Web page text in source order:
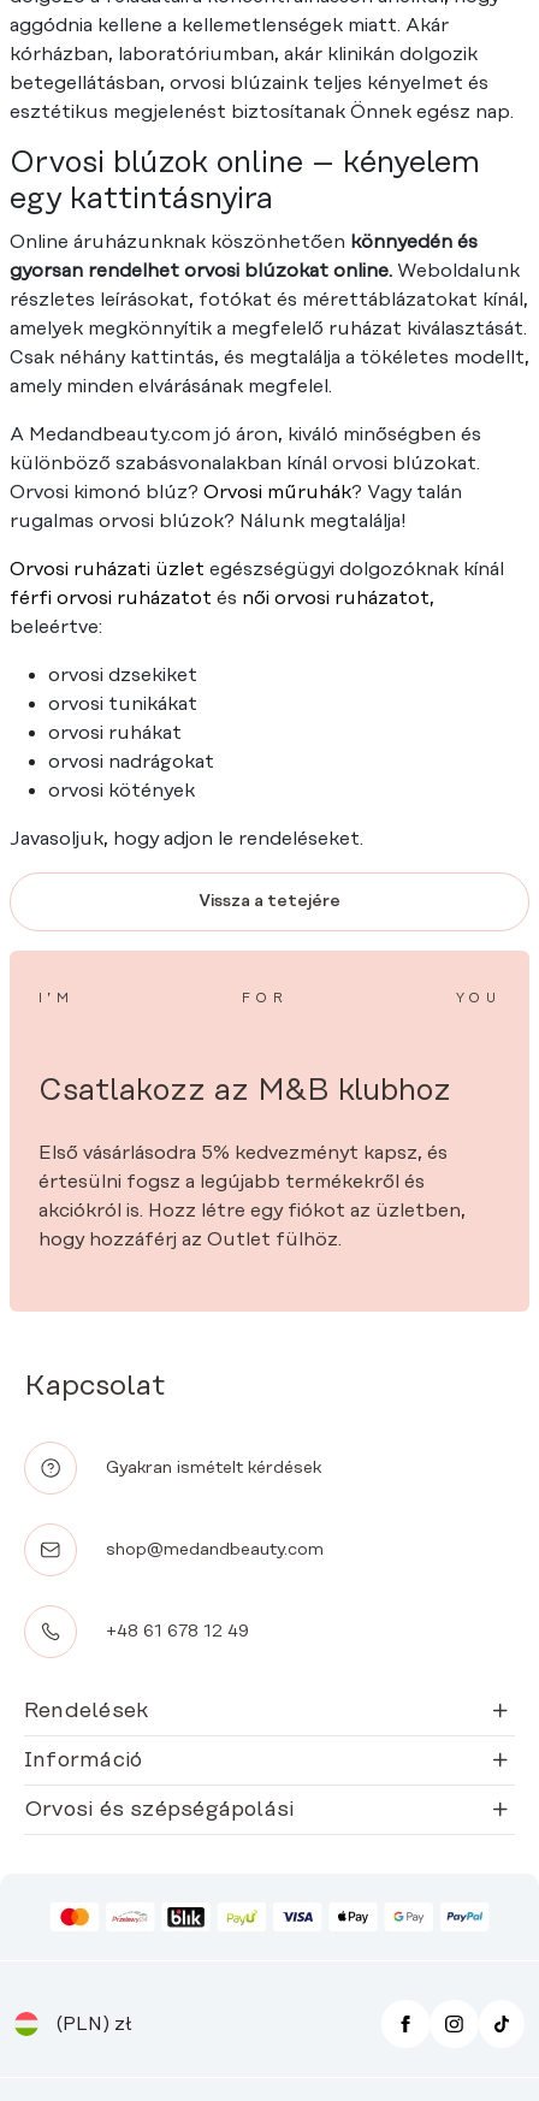
aggódnia kellene a kellemetlenségek miatt. Akár
kórházban, laboratóriumban, akár klinikán dolgozik
betegellátásban, orvosi blúzaink teljes kényelmet és
esztétikus megjelenést biztosítanak Önnek egész nap.
Orvosi blúzok online – kényelem
egy kattintásnyira
Online áruházunknak köszönhetően könnyedén és
gyorsan rendelhet orvosi blúzokat online. Weboldalunk
részletes leírásokat, fotókat és mérettáblázatokat kínál,
amelyek megkönnyítik a megfelelő ruházat kiválasztását.
Csak néhány kattintás, és megtalálja a tökéletes modellt,
amely minden elvárásának megfelel.
A Medandbeauty.com jó áron, kiváló minőségben és
különböző szabásvonalakban kínál orvosi blúzokat.
Orvosi kimonó blúz? Orvosi műruhák? Vagy talán
rugalmas orvosi blúzok? Nálunk megtalálja!
Orvosi ruházati üzlet egészségügyi dolgozóknak kínál
férfi orvosi ruházatot és női orvosi ruházatot,
beleértve:
orvosi dzsekiket
orvosi tunikákat
orvosi ruhákat
orvosi nadrágokat
orvosi kötények
Javasoljuk, hogy adjon le rendeléseket.
Vissza a tetejére
Kapcsolat
Gyakran ismételt kérdések
shop@medandbeauty.com
+48 61 678 12 49
Rendelések
Információ
Orvosi és szépségápolási
I’M FOR YOU
Csatlakozz az M&B klubhoz
Első vásárlásodra 5% kedvezményt kapsz, és
értesülni fogsz a legújabb termékekről és
akciókról is. Hozz létre egy fiókot az üzletben,
hogy hozzáférj az Outlet fülhöz.
(PLN) zł